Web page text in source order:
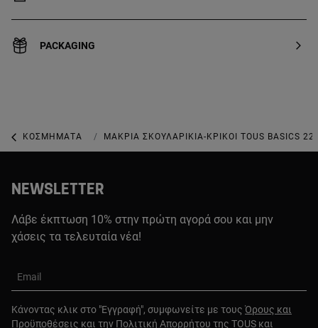
PACKAGING
ΚΟΣΜΉΜΑΤΑ ΚΟΣΜΉΜΑΤΑ ΑΠΌ ΑΣΉΜΙ ΠΡΏΤΟΥ ΒΑΘΜΟΎ
ΜΑΚΡΙΆ ΣΚΟΥΛΑΡΊΚΙΑ-ΚΡΊΚΟΙ TOUS
NEWSLETTER
Λάβε έκπτωση 10% στην πρώτη αγορά σου και μην
χάσεις τα τελευταία νέα!
Email
Κάνοντας κλικ στο "Εγγραφή", συμφωνείτε με τους Όρους και
Προϋποθέσεις και την Πολιτική Απορρήτου της TOUS και